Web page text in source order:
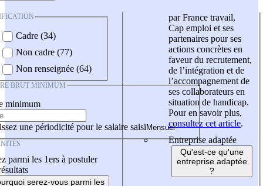
Cadre (34)
Non cadre (77)
Non renseignée (64)
BRUT MINIMUM
minimum
une périodicité pour le salaire saisi
parmi les 1ers à postuler
serez-vous parmi les
par France travail,
Cap emploi et ses
partenaires pour ses
actions concrètes en
faveur du recrutement,
de l’intégration et de
l’accompagnement de
ses collaborateurs en
situation de handicap.
Pour en savoir plus,
consultez cet article.
Entreprise adaptée
Qu'est-ce qu'une
entreprise adaptée
?